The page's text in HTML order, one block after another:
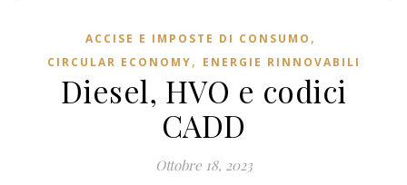
ACCISE E IMPOSTE DI CONSUMO ,
CIRCULAR ECONOMY, ENERGIE RINNOVABILI
Diesel, HVO e codici
CADD
Ottobre 18, 2023